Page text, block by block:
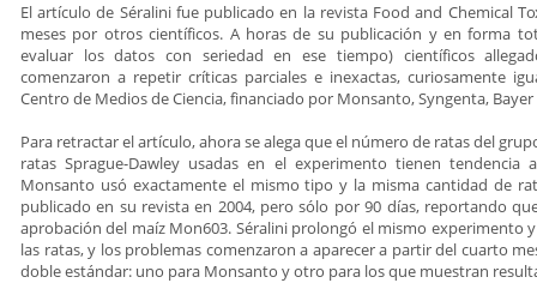
El artículo de Séralini fue publicado en la revista Food and Chemical
meses por otros científicos. A horas de su publicación y en forma
evaluar los datos con seriedad en ese tiempo) científicos
comenzaron a repetir críticas parciales e inexactas, curiosamente
Centro de Medios de Ciencia, financiado por Monsanto, Syngenta,
Para retractar el artículo, ahora se alega que el número de ratas del
ratas Sprague-Dawley usadas en el experimento tienen
Monsanto usó exactamente el mismo tipo y la misma cantidad de
publicado en su revista en 2004, pero sólo por 90 días, reportando
aprobación del maíz Mon603. Séralini prolongó el mismo experimento
las ratas, y los problemas comenzaron a aparecer a partir del cuarto
doble estándar: uno para Monsanto y otro para los que muestran